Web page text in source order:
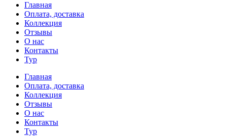
Главная
Оплата, доставка
Коллекция
Отзывы
О нас
Контакты
Тур
Главная
Оплата, доставка
Коллекция
Отзывы
О нас
Контакты
Тур